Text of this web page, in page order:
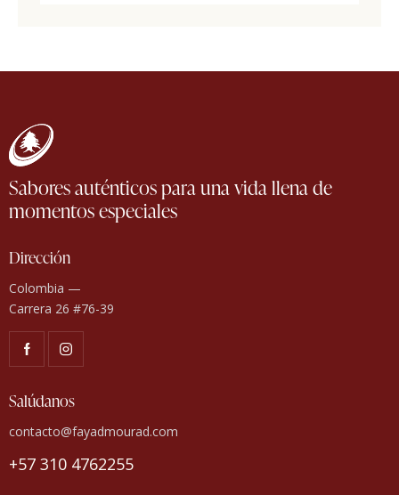
Sabores auténticos para una vida llena de
momentos especiales
Dirección
Colombia —
Carrera 26 #76-39
Salúdanos
contacto@fayadmourad.com
+57 310 4762255